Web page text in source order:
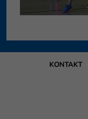
KONTAKT